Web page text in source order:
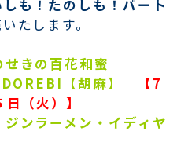
しも！たのしも！パート
たします。
きの百花和蜜
【胡麻】
【7
（火）】
ラーメン・イディヤ